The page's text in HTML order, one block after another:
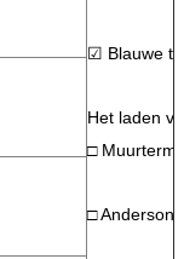
☑ Blauwe
Het laden
□
□ Anderson